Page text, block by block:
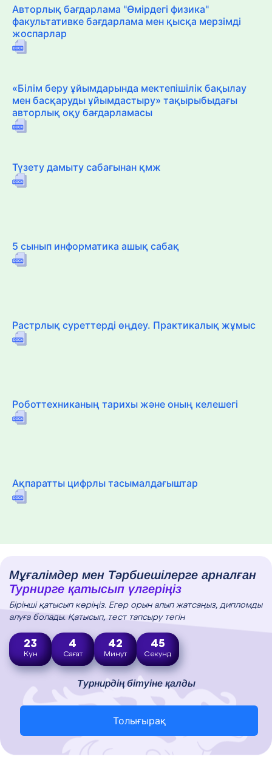
Авторлық бағдарлама "Өмірдегі физика"
факультативке бағдарлама мен қысқа мерзімді
жоспарлар
«Білім беру ұйымдарында мектепішілік бақылау
мен басқаруды ұйымдастыру» тақырыбыдағы
авторлық оқу бағдарламасы
Түзету дамыту сабағынан қмж
5 сынып информатика ашық сабақ
Растрлық суреттерді өңдеу. Практикалық жұмыс
Роботтехниканың тарихы және оның келешегі
Ақпаратты цифрлы тасымалдағыштар
Мұғалімдер мен Тәрбиешілерге арналған
Турнирге қатысып үлгеріңіз
Бірінші қатысып көріңіз. Егер орын алып жатсаңыз, дипломды
алуға болады. Қатысып, тест тапсыру тегін
23
Күн
4
Сағат
42
Минут
44
Секунд
Турнирдің бітуіне қалды
Толығырақ